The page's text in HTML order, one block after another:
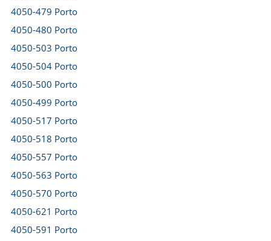
4050-479 Porto
4050-480 Porto
4050-503 Porto
4050-504 Porto
4050-500 Porto
4050-499 Porto
4050-517 Porto
4050-518 Porto
4050-557 Porto
4050-563 Porto
4050-570 Porto
4050-621 Porto
4050-591 Porto